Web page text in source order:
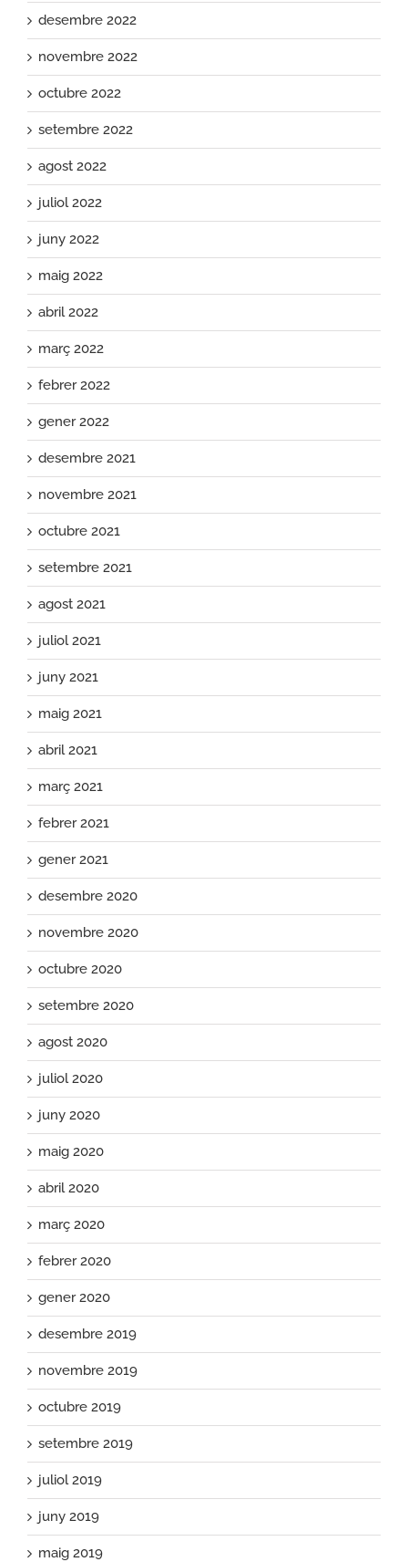
desembre 2022
novembre 2022
octubre 2022
setembre 2022
agost 2022
juliol 2022
juny 2022
maig 2022
abril 2022
març 2022
febrer 2022
gener 2022
desembre 2021
novembre 2021
octubre 2021
setembre 2021
agost 2021
juliol 2021
juny 2021
maig 2021
abril 2021
març 2021
febrer 2021
gener 2021
desembre 2020
novembre 2020
octubre 2020
setembre 2020
agost 2020
juliol 2020
juny 2020
maig 2020
abril 2020
març 2020
febrer 2020
gener 2020
desembre 2019
novembre 2019
octubre 2019
setembre 2019
juliol 2019
juny 2019
maig 2019